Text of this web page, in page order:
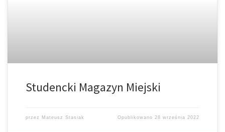
Studencki Magazyn Miejski
przez Mateusz Stasiak Opublikowano28 września 2022